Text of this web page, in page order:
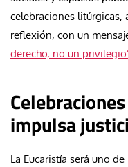
celebraciones litúrgicas,
reflexión, con un
derecho, no un
impulsa
La Eucaristía será uno